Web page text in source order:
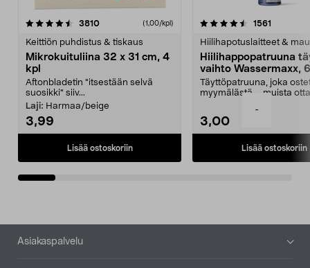
-
3810arvostelut (1,00/kpl)
Keittiön puhdistus & tiskaus
Mikrokuituliina 32 x 31 cm, 4
kpl
Aftonbladetin "itsestään selvä
suosikki" siiv...
Laji: Harmaa/beige
3,99
Lisää ostoskoriin
4.5viidestä
1561
Hiilihapotuslaitteet &
Hiilihappopatruuna
vaihto Wassermaxx,
Täyttöpatruuna, joka
myymälästä – muista
3,00
Lisää ostoskoriin
4.5viidestä
Alatunniste
Asiakaspalvelu